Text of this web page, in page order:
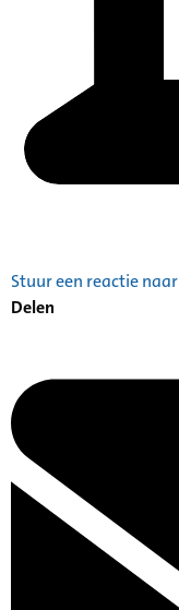
Stuur een reactie
Delen